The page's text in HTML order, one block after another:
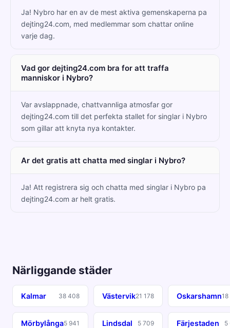
Ja! Nybro har en av de mest aktiva gemenskaperna pa
dejting24.com, med medlemmar som chattar online
varje dag.
Vad gor dejting24.com bra for att traffa
manniskor i Nybro?
Var avslappnade, chattvannliga atmosfar gor
dejting24.com till det perfekta stallet for singlar i Nybro
som gillar att knyta nya kontakter.
Ar det gratis att chatta med singlar i Nybro?
Ja! Att registrera sig och chatta med singlar i Nybro pa
dejting24.com ar helt gratis.
Närliggande städer
Kalmar 38 408 Västervik21 178 Oskarshamn18
Mörbylånga5 941 Lindsdal 5 709 Färjestaden 5